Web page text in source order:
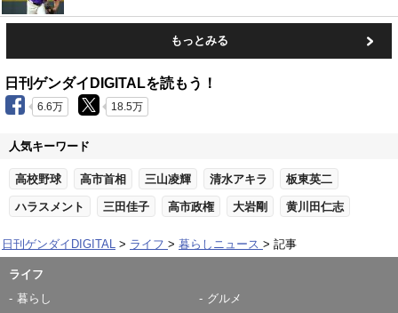
もっとみる
日刊ゲンダイDIGITALを読もう！
6.6万 18.5万
人気キーワード
高校野球 高市首相 三山凌輝 清水アキラ 板東英二
ハラスメント 三田佳子 高市政権 大岩剛 黄川田仁志
日刊ゲンダイDIGITAL ライフ 暮らしニュース 記事
ライフ
暮らし
グルメ